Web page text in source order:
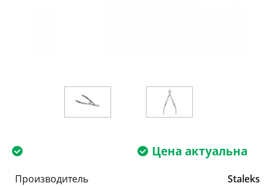
Цена актуальна
Производитель
Staleks